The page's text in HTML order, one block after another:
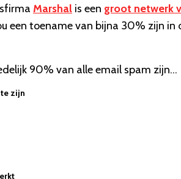
Marshal is een groot netwerk
een toename van bijna 30% zijn in
90% van alle email spam zijn...
zijn